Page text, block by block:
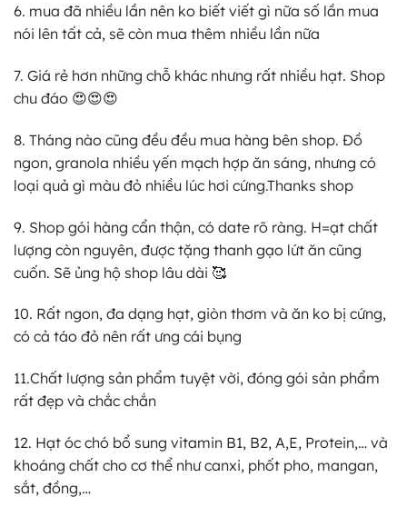
6. mua đã nhiều lần nên ko biết viết gì nữa số lần mua
nói lên tất cả, sẽ còn mua thêm nhiều lần nữa
7. Giá rẻ hơn những chỗ khác nhưng rất nhiều hạt. Shop
chu đáo 😍😍😍
8. Tháng nào cũng đều đều mua hàng bên shop. Đồ
ngon, granola nhiều yến mạch hợp ăn sáng, nhưng có
loại quả gì màu đỏ nhiều lúc hơi cứng.Thanks shop
9. Shop gói hàng cẩn thận, có date rõ ràng. H=ạt chất
lượng còn nguyên, được tặng thanh gạo lứt ăn cũng
cuốn. Sẽ ủng hộ shop lâu dài 🥰
10. Rất ngon, đa dạng hạt, giòn thơm và ăn ko bị cứng,
có cả táo đỏ nên rất ưng cái bụng
11.Chất lượng sản phẩm tuyệt vời, đóng gói sản phẩm
rất đẹp và chắc chắn
12. Hạt óc chó bổ sung vitamin B1, B2, A,E, Protein,… và
khoáng chất cho cơ thể như canxi, phốt pho, mangan,
sắt, đồng,…